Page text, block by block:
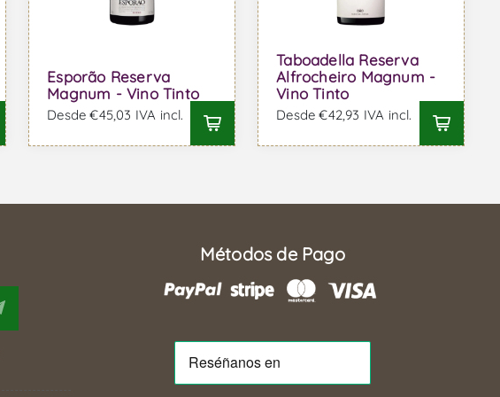
Esporão Reserva
Magnum - Vino Tinto
Desde €45,03 IVA incl.
Taboadella Reserva
Alfrocheiro Magnum -
Vino Tinto
Desde €42,93 IVA incl.
Métodos de Pago